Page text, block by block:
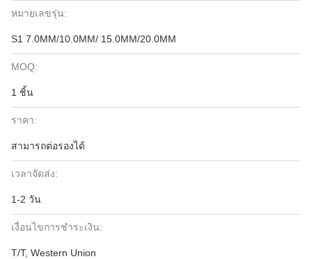
หมายเลขรุ่น:
S1 7.0MM/10.0MM/ 15.0MM/20.0MM
MOQ:
1 ชิ้น
ราคา:
สามารถต่อรองได้
เวลาจัดส่ง:
1-2 วัน
เงื่อนไขการชำระเงิน:
T/T, Western Union